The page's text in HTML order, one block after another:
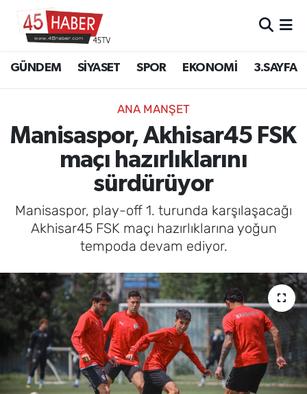
GÜNDEM SİYASET SPOR EKONOMİ 3.SAYFA
ANA MANŞET
Manisaspor, Akhisar45 FSK
maçı hazırlıklarını
sürdürüyor
Manisaspor, play-off 1. turunda karşılaşacağı
Akhisar45 FSK maçı hazırlıklarına yoğun
tempoda devam ediyor.
SİYASET
SPOR
EKONOMİ
EĞİTİM
YAŞAM
MAGAZİN
Manisa Hava Durumu
Manisa Namaz Vakitleri
Manisa Trafik Yoğunluk Haritası
Süper Lig Puan Durumu ve Fikstür
Tüm Manşetler
Haber Arşivi